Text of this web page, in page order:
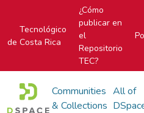
Tecnológico
de Costa Rica
¿Cómo
publicar en
el
Repositorio
TEC?
Communities
& Collections
All of